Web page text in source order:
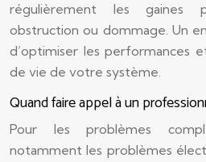
régulièrement les gaines
obstruction ou dommage. Un
d’optimiser les performances
de vie de votre système.
Quand faire appel à un
Pour les problèmes
notamment les problèmes